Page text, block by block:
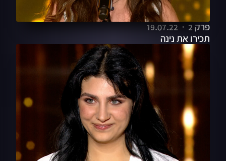
פרק 2
19.07.22
תכירו את נינה